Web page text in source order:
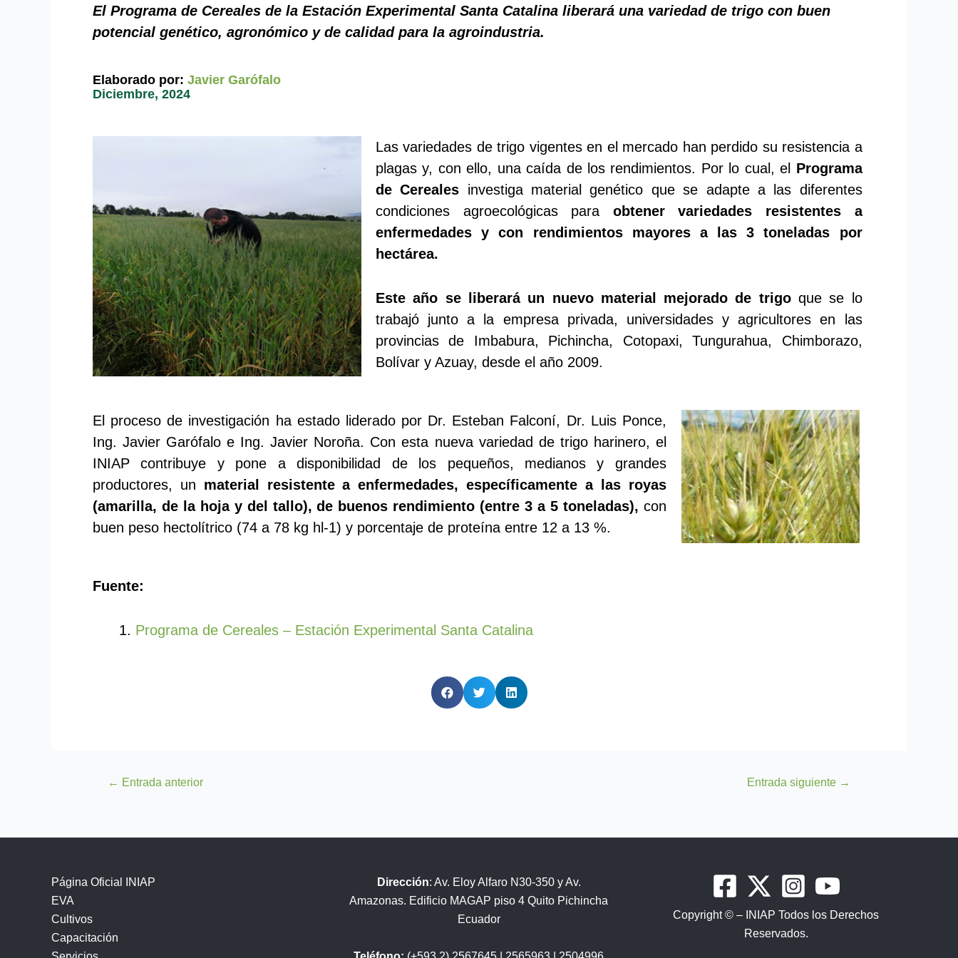
El Programa de Cereales de la Estación Experimental Santa Catalina liberará una variedad de trigo con buen
potencial genético, agronómico y de calidad para la agroindustria.
Elaborado por: Javier Garófalo
Diciembre, 2024
Las variedades de trigo vigentes en el mercado han perdido su resistencia a
plagas y, con ello, una caída de los rendimientos. Por lo cual, el Programa
de Cereales investiga material genético que se adapte a las diferentes
condiciones agroecológicas para obtener variedades resistentes a
enfermedades y con rendimientos mayores a las 3 toneladas por
hectárea.
Este año se liberará un nuevo material mejorado de trigoque se lo
trabajó junto a la empresa privada, universidades y agricultores en las
provincias de Imbabura, Pichincha, Cotopaxi, Tungurahua, Chimborazo,
Bolívar y Azuay, desde el año 2009.
El proceso de investigación ha estado liderado por Dr. Esteban Falconí, Dr. Luis Ponce,
Ing. Javier Garófalo e Ing. Javier Noroña. Con esta nueva variedad de trigo harinero, el
INIAP contribuye y pone a disponibilidad de los pequeños, medianos y grandes
productores, un material resistente a enfermedades, específicamente a las royas
(amarilla, de la hoja y del tallo), de buenos rendimiento (entre 3 a 5 toneladas), con
buen peso hectolítrico (74 a 78 kg hl-1) y porcentaje de proteína entre 12 a 13 %.
Fuente:
Programa de Cereales – Estación Experimental Santa Catalina
← Entrada anterior Entrada siguiente →
Página Oficial INIAP
EVA
Cultivos
Capacitación
Dirección: Av. Eloy Alfaro N30-350 y Av.
Amazonas. Edificio MAGAP piso 4 Quito Pichincha
Ecuador
Copyright © – INIAP Todos los Derechos
Reservados.